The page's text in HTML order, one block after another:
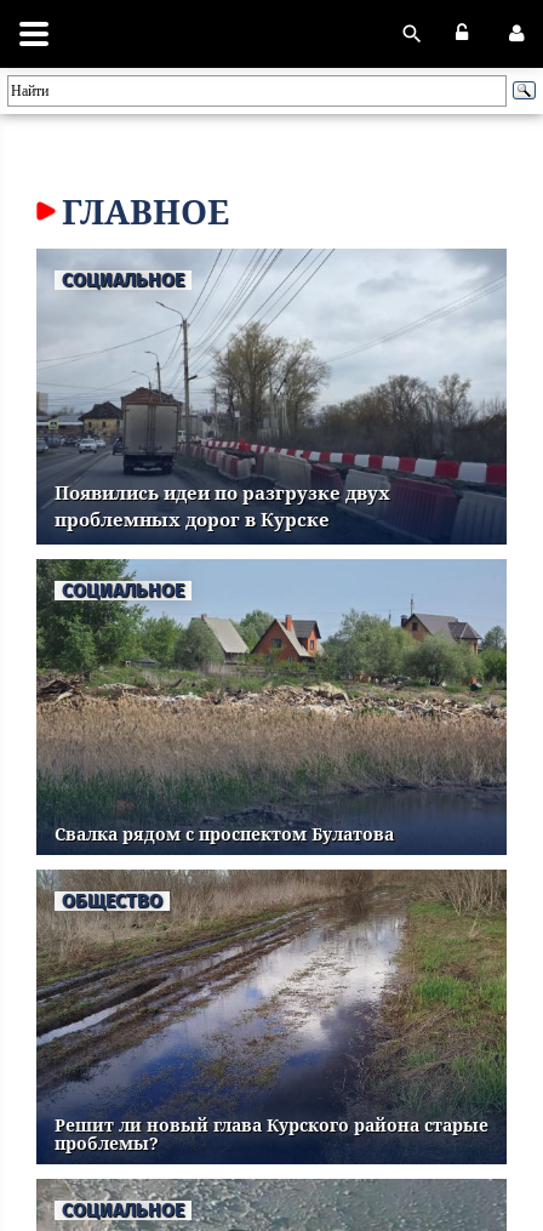
ГЛАВНОЕ
СОЦИАЛЬНОЕ
Появились идеи по разгрузке двух
проблемных дорог в Курске
СОЦИАЛЬНОЕ
Свалка рядом с проспектом Булатова
ОБЩЕСТВО
Решит ли новый глава Курского района старые
проблемы?
СОЦИАЛЬНОЕ